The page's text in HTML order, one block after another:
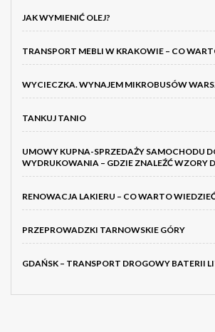
JAK WYMIENIĆ OLEJ?
TRANSPORT MEBLI W KRAKOWIE – CO
WYCIECZKA. WYNAJEM MIKROBUSÓW
TANKUJ TANIO
UMOWY KUPNA-SPRZEDAŻY SAMOCHODU
WYDRUKOWANIA – GDZIE ZNALEŹĆ WZORY
RENOWACJA LAKIERU – CO WARTO
PRZEPROWADZKI TARNOWSKIE GÓRY
GDAŃSK – TRANSPORT DROGOWY BATERII